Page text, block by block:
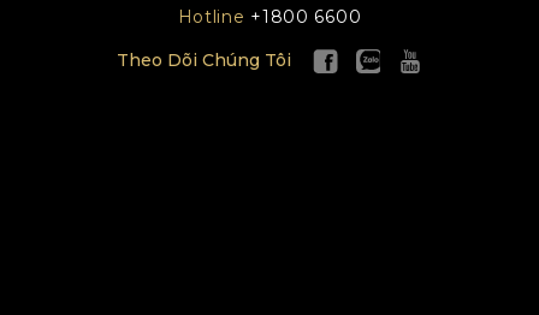
Hotline +1800 6600
Theo Dõi Chúng Tôi